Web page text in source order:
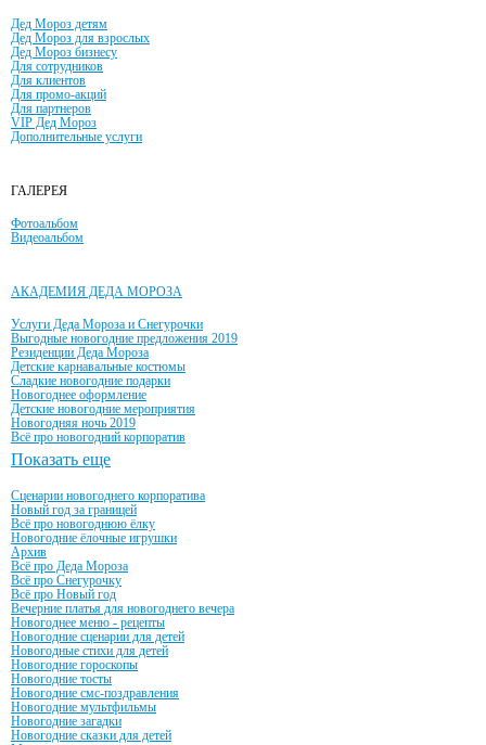
Дед Мороз детям
Дед Мороз для взрослых
Дед Мороз бизнесу
Для сотрудников
Для клиентов
Для промо-акций
Для партнеров
VIP Дед Мороз
Дополнительные услуги
ГАЛЕРЕЯ
Фотоальбом
Видеоальбом
АКАДЕМИЯ ДЕДА МОРОЗА
Услуги Деда Мороза и Снегурочки
Выгодные новогодние предложения 2019
Резиденции Деда Мороза
Детские карнавальные костюмы
Сладкие новогодние подарки
Новогоднее оформление
Детские новогодние мероприятия
Новогодняя ночь 2019
Всё про новогодний корпоратив
Показать еще
Сценарии новогоднего корпоратива
Новый год за границей
Всё про новогоднюю ёлку
Новогодние ёлочные игрушки
Архив
Всё про Деда Мороза
Всё про Снегурочку
Всё про Новый год
Вечерние платья для новогоднего вечера
Новогоднее меню - рецепты
Новогодние сценарии для детей
Новогодные стихи для детей
Новогодние гороскопы
Новогодние тосты
Новогодние смс-поздравления
Новогодние мультфильмы
Новогодние загадки
Новогодние сказки для детей